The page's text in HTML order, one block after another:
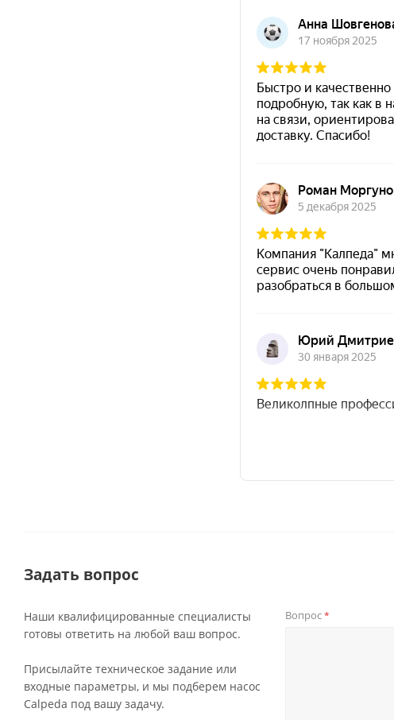
Задать вопрос
Наши квалифицированные специалисты
готовы ответить на любой ваш вопрос.
Присылайте техническое задание или
входные параметры, и мы подберем насос
Calpeda под вашу задачу.
Вопрос*